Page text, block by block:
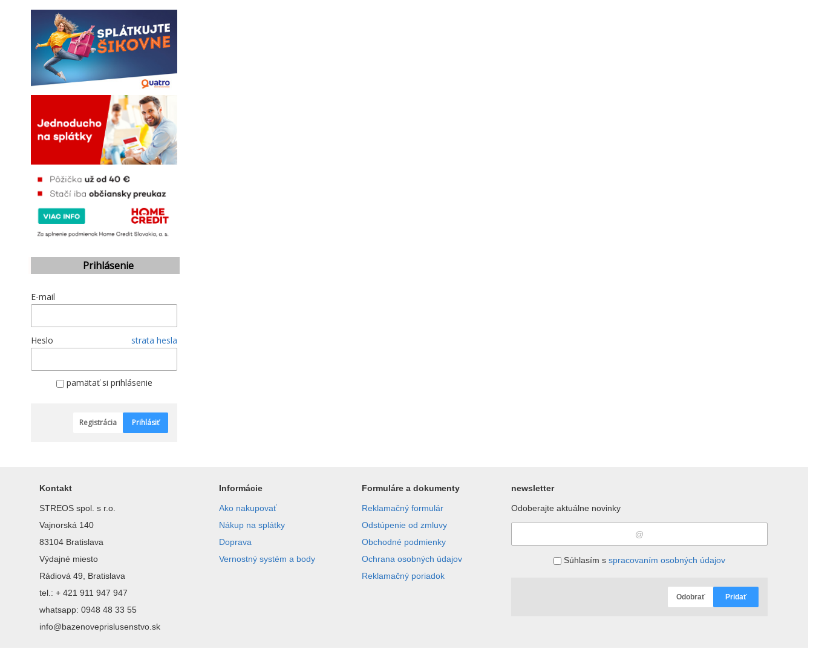
Prihlásenie
E-mail
Heslo strata hesla
pamätať si prihlásenie
Registrácia Prihlásiť
Kontakt
STREOS spol. s r.o.
Vajnorská 140
83104 Bratislava
Výdajné miesto
Rádiová 49, Bratislava
tel.: + 421 911 947 947
whatsapp: 0948 48 33 55
info@bazenoveprislusenstvo.sk
Informácie
Ako nakupovať
Nákup na splátky
Doprava
Vernostný systém a body
Formuláre a dokumenty
Reklamačný formulár
Odstúpenie od zmluvy
Obchodné podmienky
Ochrana osobných údajov
Reklamačný poriadok
newsletter
Odoberajte aktuálne novinky
Súhlasím s spracovaním osobných údajov
Odobrať Pridať